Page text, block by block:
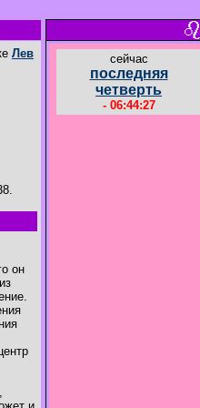
Лев
он
cейчас
последняя
четверть
- 06:44:28